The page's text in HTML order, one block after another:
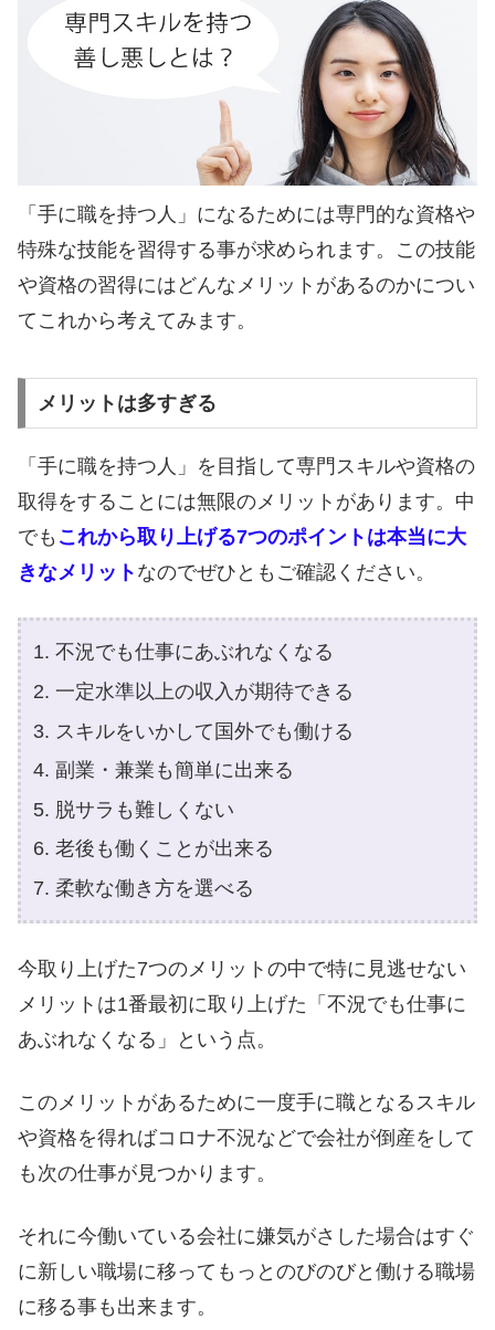
「手に職を持つ人」になるためには専門的な資格や
特殊な技能を習得する事が求められます。この技能
や資格の習得にはどんなメリットがあるのかについ
てこれから考えてみます。
メリットは多すぎる
「手に職を持つ人」を目指して専門スキルや資格の
取得をすることには無限のメリットがあります。中
でも これから取り上げる7つのポイントは本当に大
きなメリット なのでぜひともご確認ください。
不況でも仕事にあぶれなくなる
一定水準以上の収入が期待できる
スキルをいかして国外でも働ける
副業・兼業も簡単に出来る
脱サラも難しくない
老後も働くことが出来る
柔軟な働き方を選べる
今取り上げた7つのメリットの中で特に見逃せない
メリットは1番最初に取り上げた「不況でも仕事に
あぶれなくなる」という点。
このメリットがあるために一度手に職となるスキル
や資格を得ればコロナ不況などで会社が倒産をして
も次の仕事が見つかります。
それに今働いている会社に嫌気がさした場合はすぐ
に新しい職場に移ってもっとのびのびと働ける職場
に移る事も出来ます。